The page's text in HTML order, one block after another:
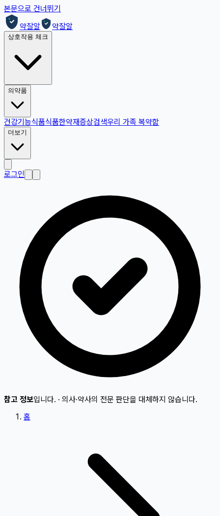
본문으로 건너뛰기
약잘알
약잘알
상호작용 체크
의약품
건강기능식품식품한약재증상검색우리 가족 복약함
더보기
로그인
참고 정보입니다. · 의사·약사의 전문 판단을 대체하지 않습니다.
홈